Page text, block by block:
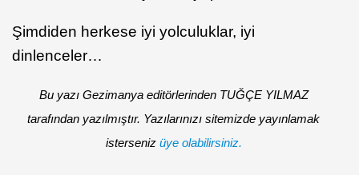
Şimdiden herkese iyi yolculuklar, iyi
dinlenceler…
Bu yazı Gezimanya editörlerinden TUĞÇE YILMAZ
tarafından yazılmıştır. Yazılarınızı sitemizde yayınlamak
isterseniz üye olabilirsiniz.